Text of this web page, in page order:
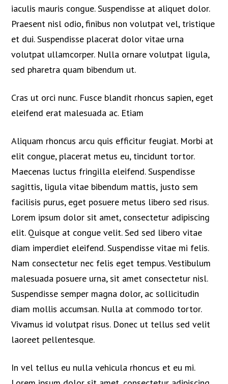
iaculis mauris congue. Suspendisse at aliquet dolor.
Praesent nisl odio, finibus non volutpat vel, tristique
et dui. Suspendisse placerat dolor vitae urna
volutpat ullamcorper. Nulla ornare volutpat ligula,
sed pharetra quam bibendum ut.
Cras ut orci nunc. Fusce blandit rhoncus sapien, eget
eleifend erat malesuada ac. Etiam
Aliquam rhoncus arcu quis efficitur feugiat. Morbi at
elit congue, placerat metus eu, tincidunt tortor.
Maecenas luctus fringilla eleifend. Suspendisse
sagittis, ligula vitae bibendum mattis, justo sem
facilisis purus, eget posuere metus libero sed risus.
Lorem ipsum dolor sit amet, consectetur adipiscing
elit. Quisque at congue velit. Sed sed libero vitae
diam imperdiet eleifend. Suspendisse vitae mi felis.
Nam consectetur nec felis eget tempus. Vestibulum
malesuada posuere urna, sit amet consectetur nisl.
Suspendisse semper magna dolor, ac sollicitudin
diam mollis accumsan. Nulla at commodo tortor.
Vivamus id volutpat risus. Donec ut tellus sed velit
laoreet pellentesque.
In vel tellus eu nulla vehicula rhoncus et eu mi.